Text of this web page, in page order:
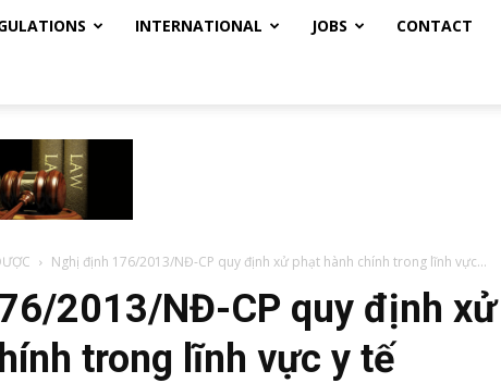
INTERNATIONAL JOBS CONTACT
Nghị định 176/2013/NĐ-CP quy định xử phạt hành chính trong lĩnh vực...
2013/NĐ-CP quy định xử
trong lĩnh vực y tế